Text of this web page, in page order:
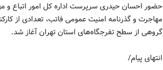
حضور احسان حیدری سرپرست اداره‌ کل امور اتباع و
مهاجرت و گذرنامه امنیت عمومی فاتب، تعدادی از
گروهی از سطح تفرجگاه‌های استان تهران آغاز شد.
انتهای پیام/